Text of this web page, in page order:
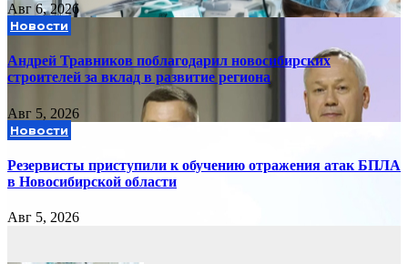
Авг 6, 2026
Новости
Андрей Травников поблагодарил новосибирских
строителей за вклад в развитие региона
Авг 5, 2026
Новости
Резервисты приступили к обучению отражения атак БПЛА
в Новосибирской области
Авг 5, 2026